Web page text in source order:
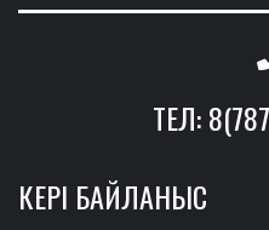
ТЕЛ:
КЕРІ БАЙЛАНЫС